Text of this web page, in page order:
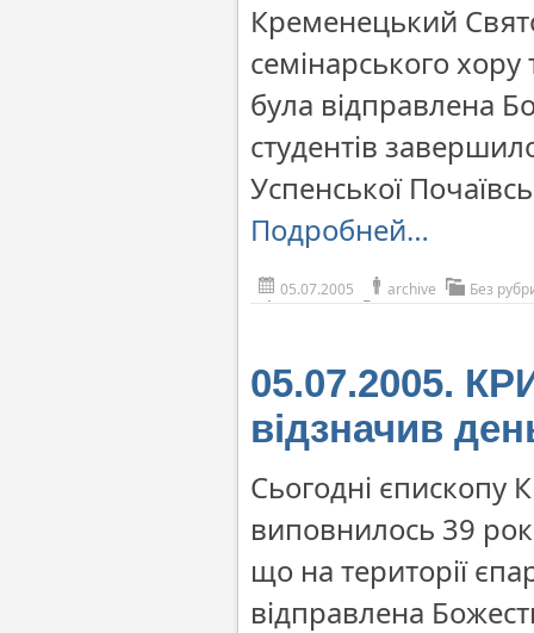
Кременецький
семінарського
була відправлена
студентів
Успенської
Подробней…
05.07.2005 archive Без
05.07.2005.
відзначив
Сьогодні єпископу
виповнилось 39
що на території
відправлена